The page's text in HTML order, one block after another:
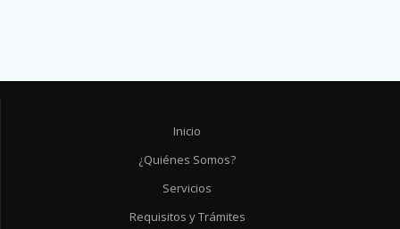
Inicio
¿Quiénes Somos?
Servicios
Requisitos y Trámites